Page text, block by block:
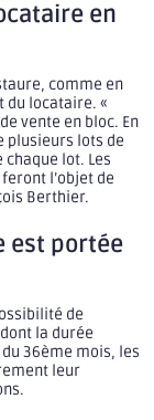
en
comme en
du locataire. «
vente en bloc. En
plusieurs lots de
lot. Les
l’objet de
Berthier.
est portée
de
la durée
36ème mois, les
leur